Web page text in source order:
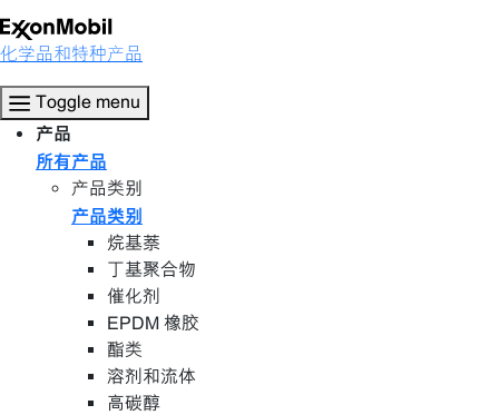
化学品和特种产品
Toggle menu
产品
所有产品
产品类别
产品类别
烷基萘
丁基聚合物
催化剂
EPDM 橡胶
酯类
溶剂和流体
高碳醇